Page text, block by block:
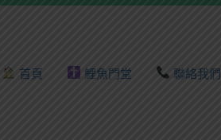
首頁 鯉魚門堂 聯絡我們